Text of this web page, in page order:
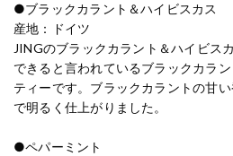
●ブラックカラント＆ハイビスカス
産地：ドイツ
JINGのブラックカラント＆ハイビス
できると言われているブラックカラ
ティーです。ブラックカラントの甘
で明るく仕上がりました。
●ペパーミント